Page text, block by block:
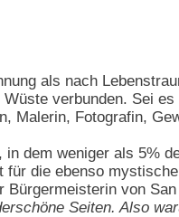
als nach
verbunden. Sei
Malerin, Fotografin,
dem weniger als 5%
die ebenso
von
Seiten. Also